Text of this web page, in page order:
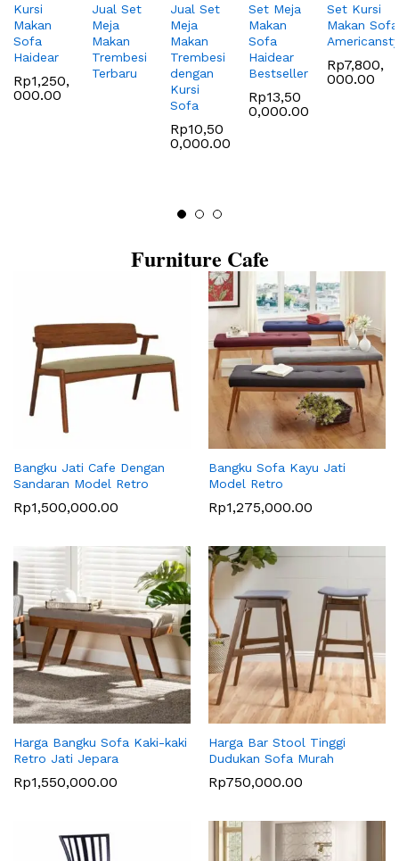
Kursi
Makan
Sofa
Haidear
Rp1,250,
000.00
Jual Set
Meja
Makan
Trembesi
Terbaru
Jual Set
Meja
Makan
Trembesi
dengan
Kursi
Sofa
Rp10,50
0,000.00
Set Meja
Makan
Sofa
Haidear
Bestseller
Rp13,50
0,000.00
Set Kursi
Makan Sofa
Rp7,800,
000.00
Furniture Cafe
Bangku Jati Cafe Dengan
Sandaran Model Retro
Rp1,500,000.00
Bangku Sofa Kayu Jati
Model Retro
Rp1,275,000.00
Harga Bangku Sofa Kaki-kaki
Retro Jati Jepara
Rp1,550,000.00
Harga Bar Stool Tinggi
Dudukan Sofa Murah
Rp750,000.00